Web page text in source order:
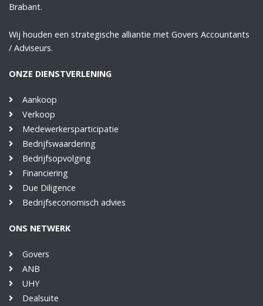
Brabant.
Wij houden een strategische alliantie met Govers Accountants
/ Adviseurs.
ONZE DIENSTVERLENING
Aankoop
Verkoop
Medewerkersparticipatie
Bedrijfswaardering
Bedrijfsopvolging
Financiering
Due Diligence
Bedrijfseconomisch advies
ONS NETWERK
Govers
ANB
UHY
Dealsuite